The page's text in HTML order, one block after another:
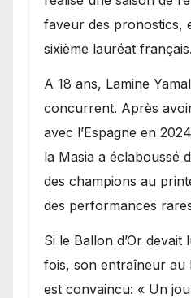
faveur des pronostics,
sixième lauréat français.
A 18 ans, Lamine
concurrent. Après
avec l’Espagne en
la Masia a éclaboussé
des champions au
des performances
Si le Ballon d’Or
fois, son entraîneur au
est convaincu: « Un